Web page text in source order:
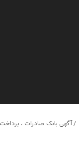
/آگهی بانک صادرات ، پرداخت